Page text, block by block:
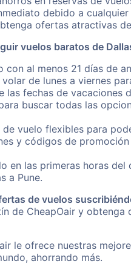
debido a
ofertas atractivas
vuelos baratos de
con al menos 21 días de
volar de lunes a viernes
las fechas de vacaciones
buscar todas las
de vuelo flexibles para
y códigos de
en las primeras horas
a Pune.
de vuelos
de CheapOair y
le ofrece nuestras
ahorrando más.